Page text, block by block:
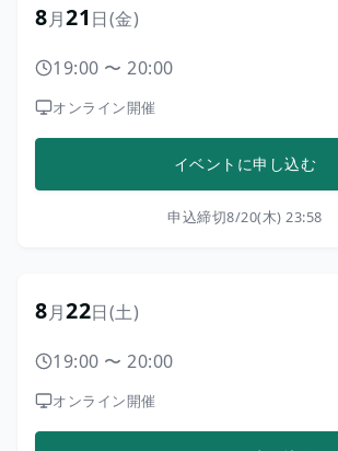
8月21日(金)
19:00 〜 20:00
オンライン開催
イベントに申し込む
申込締切8/20(木) 23:58
8月22日(土)
19:00 〜 20:00
オンライン開催